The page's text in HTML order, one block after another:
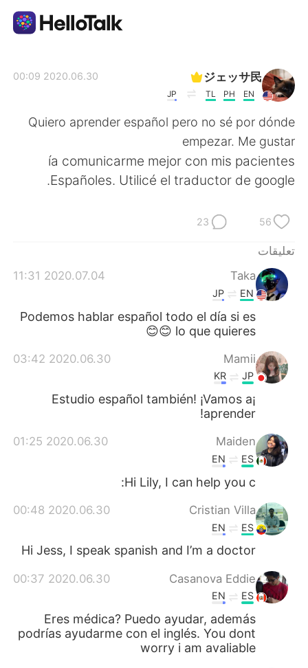
Français
日本語 한국어
Português
ジェッサ民
EN
PH
TL
JP
2020.06.30 00:09
Quiero aprender español pero no sé por dónde
empezar. Me gustar
ía comunicarme mejor con mis pacientes
Españoles. Utilicé el traductor de google.
56
23
تعليقات
Taka
2020.07.04 11:31
EN
JP
Podemos hablar español todo el día si es
lo que quieres 😊😊
Mamii
2020.06.30 03:42
JP
KR
¡Estudio español también! ¡Vamos a
aprender!
Maiden
2020.06.30 01:25
ES
EN
Hi Lily, I can help you c:
Cristian Villa
2020.06.30 00:48
ES
EN
Hi Jess, I speak spanish and I’m a doctor
Casanova Eddie
2020.06.30 00:37
ES
EN
Eres médica? Puedo ayudar, además
podrías ayudarme con el inglés. You dont
worry i am avaliable